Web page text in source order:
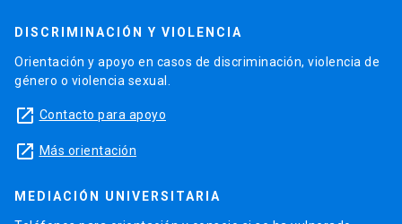
DISCRIMINACIÓN Y VIOLENCIA
Orientación y apoyo en casos de discriminación, violencia de
género o violencia sexual.
launch Contacto para apoyo
launch Más orientación
MEDIACIÓN UNIVERSITARIA